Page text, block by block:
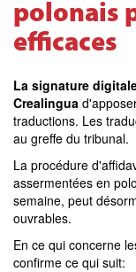
polonais
efficaces
La signature
Crealingua
traductions. Les
au greffe du tribunal.
La procédure
assermentées en
semaine, peut
ouvrables.
En ce qui concerne
confirme ce qui suit: